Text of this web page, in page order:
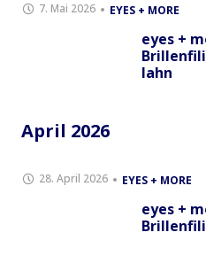
7. Mai 2026 EYES + MORE
eyes +
lahn
April 2026
28. April 2026 EYES + MORE
eyes +